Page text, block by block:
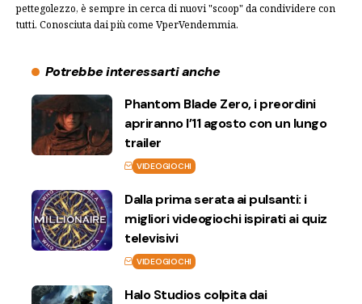
pettegolezzo, è sempre in cerca di nuovi "scoop" da condividere con
tutti. Conosciuta dai più come VperVendemmia.
Potrebbe interessarti anche
Phantom Blade Zero, i preordini
apriranno l’11 agosto con un lungo
trailer
VIDEOGIOCHI
Dalla prima serata ai pulsanti: i
migliori videogiochi ispirati ai quiz
televisivi
VIDEOGIOCHI
Halo Studios colpita dai